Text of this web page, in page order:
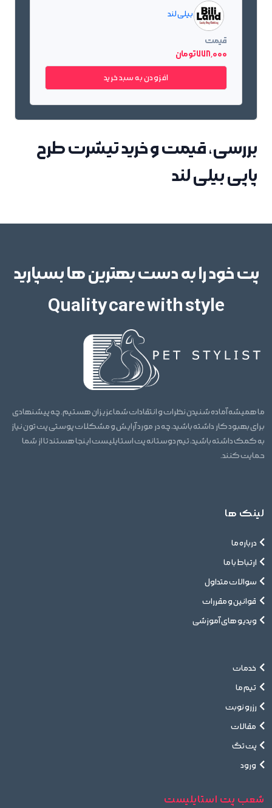
بیلی لند
قیمت
778٬000 تومان
افزودن به سبد خرید
بررسی، قیمت و خرید تیشرت طرح
پاپی بیلی لند
پت خود را به دست بهترین ها بسپارید
Quality care with style
ما همیشه آماده شنیدن نظرات و انتقادات شما عزیزان هستیم. چه پیشنهادی
برای بهبود کار داشته باشید، چه در مورد آرایش و مشکلات پوستی پت تون نیاز
به کمک داشته باشید، تیم دوستانه پت استایلیست اینجا هستند تا از شما
حمایت کنند.
لینک ها
درباره ما
ارتباط با ما
سوالات متداول
قوانین و مقررات
ویدیو های آموزشی
خدمات
تیم ما
رزرو نوبت
مقالات
پت تگ
ورود
شعب پت استایلیست